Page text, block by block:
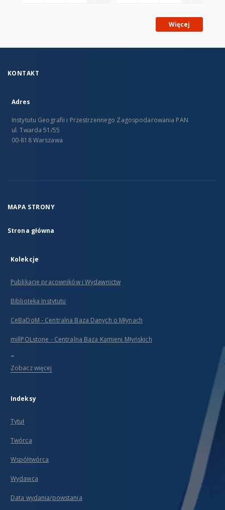
Więcej
KONTAKT
Adres
Instytutu Geografii i Przestrzennego Zagospodarowania PAN
ul. Twarda 51/55
00-818 Warszawa
MAPA STRONY
Strona główna
Kolekcje
Publikacje pracowników i Wydawnictw
Biblioteka Instytutu
CeBaDoM - Centralna Baza Danych o Młynach
millPOLstone - Centralna Baza Kamieni Młyńskich
...
Zobacz więcej
Indeksy
Tytuł
Twórca
Współtwórca
Wydawca
Data wydania/powstania